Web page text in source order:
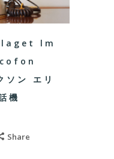
lm
ン エリ
機
Share